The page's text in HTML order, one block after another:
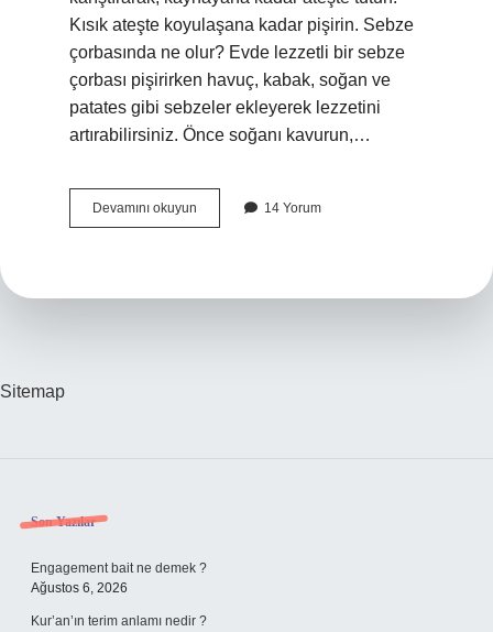
Kısık ateşte koyulaşana kadar pişirin. Sebze
çorbasında ne olur? Evde lezzetli bir sebze
çorbası pişirirken havuç, kabak, soğan ve
patates gibi sebzeler ekleyerek lezzetini
artırabilirsiniz. Önce soğanı kavurun,…
Devamını okuyun
Çorbasına
14 Yorum
Sitemap
Sidebar
Son Yazılar
Engagement bait ne demek ?
Ağustos 6, 2026
Kur’an’ın terim anlamı nedir ?